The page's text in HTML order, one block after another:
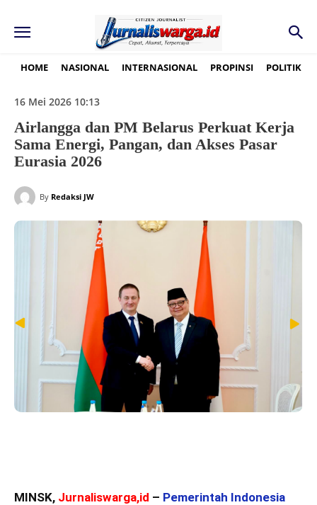
HOME NASIONAL INTERNASIONAL PROPINSI POLITIK
16 Mei 2026 10:13
Airlangga dan PM Belarus Perkuat Kerja
Sama Energi, Pangan, dan Akses Pasar
Eurasia 2026
By Redaksi JW
MINSK, Jurnaliswarga,id – Pemerintah Indonesia